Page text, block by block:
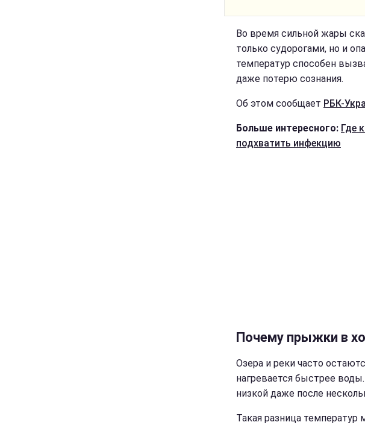
Во время сильной жары
только судорогами, но и
температур способен
даже потерю сознания.
Об этом сообщает РБК-
Больше интересного: Где
подхватить инфекцию
Почему прыжки в
Озера и реки часто
нагревается быстрее
низкой даже после
Такая разница